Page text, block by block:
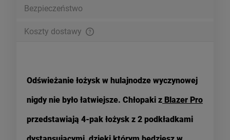
Bezpieczeństwo
Koszty dostawy
Odświeżanie łożysk w hulajnodze wyczynowej
nigdy nie było łatwiejsze. Chłopaki z Blazer Pro
przedstawiają 4-pak łożysk z 2 podkładkami